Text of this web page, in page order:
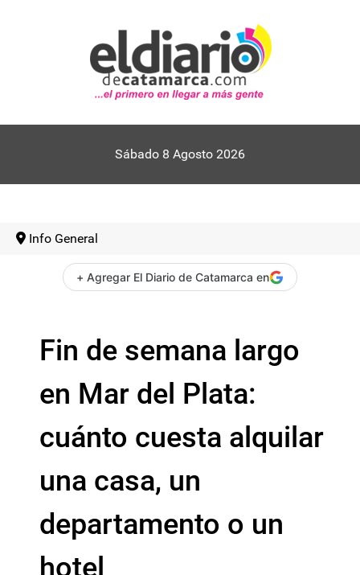
Sábado 8 Agosto 2026
Info General
+ Agregar El Diario de Catamarca en
Fin de semana largo
en Mar del Plata:
cuánto cuesta alquilar
una casa, un
departamento o un
hotel